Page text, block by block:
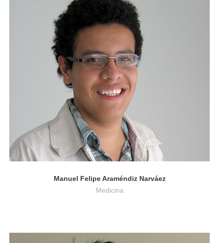
Medicina
Manuel Felipe Araméndiz Narváez
Medicina